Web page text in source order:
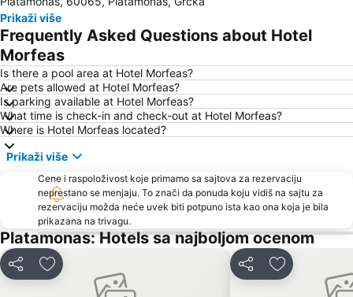
Koutsoupia
Kallithea
Olympos
Velika
Mount Olympus
Elatochori Ski Center
Ηistoric Centre of Larisa
Prikaži više
Frequently Asked Questions about Hotel
Morfeas
Is there a pool area at Hotel Morfeas?
Are pets allowed at Hotel Morfeas?
Is parking available at Hotel Morfeas?
What time is check-in and check-out at Hotel Morfeas?
Where is Hotel Morfeas located?
Prikaži više
Cene i raspoloživost koje primamo sa sajtova za rezervaciju
neprestano se menjaju. To znači da ponuda koju vidiš na sajtu za
rezervaciju možda neće uvek biti potpuno ista kao ona koja je bila
prikazana na trivagu.
Platamonas: Hotels sa najboljom ocenom
Deli Dodati u favorite Deli Dodati u